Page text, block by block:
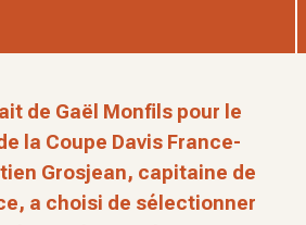
de Gaël Monfils pour le
la Coupe Davis France-
Grosjean, capitaine de
a choisi de sélectionner